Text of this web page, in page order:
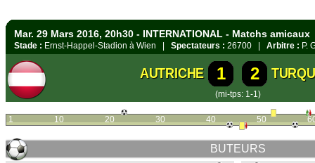
Mar. 29 Mars 2016, 20h30 - INTERNATIONAL - Matchs amicaux
Stade : Ernst-Happel-Stadion à Wien | Spectateurs : 26700 | Arbitre : P.
AUTRICHE 1 2
(mi-tps: 1-1)
1 10 20 30 40 50
BUTEURS